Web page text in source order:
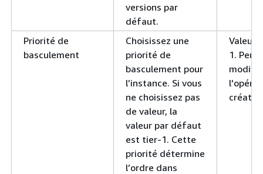
versions par
défaut.
Priorité de
basculement
Choisissez une
priorité de
basculement pour
l’instance. Si vous
ne choisissez pas
de valeur, la
valeur par défaut
est tier-1. Cette
priorité détermine
l’ordre dans
Valeur
1. Peut